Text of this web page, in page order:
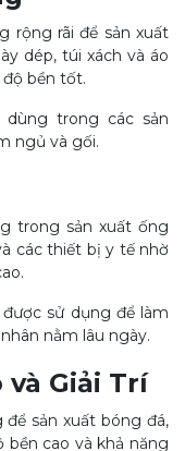
rộng rãi để sản xuất
dép, túi xách và áo
bền tốt.
trong các sản
ngủ và gối.
trong sản xuất ống
các thiết bị y tế nhờ
sử dụng để làm
nằm lâu ngày.
và Giải Trí
sản xuất bóng đá,
cao và khả năng